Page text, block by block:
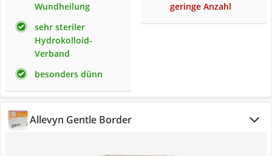
Wundheilung
sehr steriler
Hydrokolloid-
Verband
besonders dünn
geringe Anzahl
Allevyn Gentle Border